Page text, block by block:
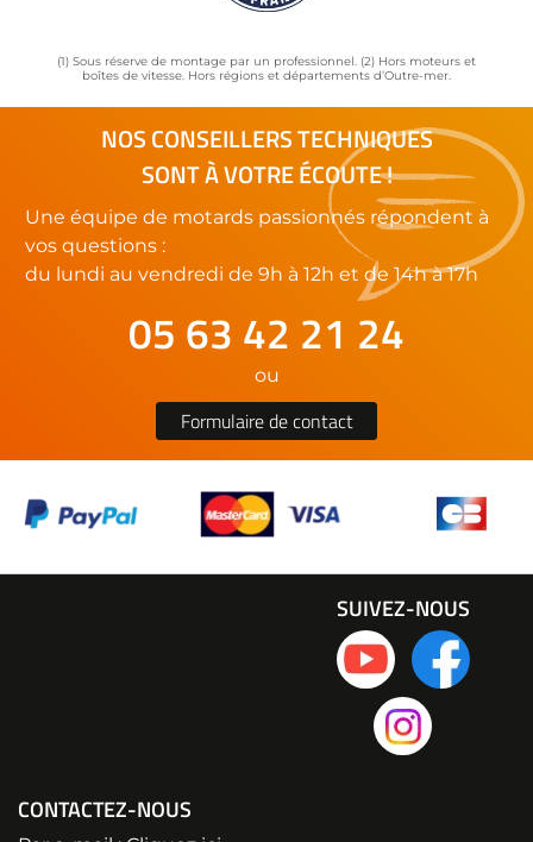
(1) Sous réserve de montage par un professionnel. (2) Hors moteurs et
boîtes de vitesse. Hors régions et départements d’Outre-mer.
NOS CONSEILLERS TECHNIQUES
SONT À VOTRE ÉCOUTE !
Une équipe de motards passionnés répondent à
vos questions :
du lundi au vendredi de 9h à 12h et de 14h à 17h
05 63 42 21 24
ou
Formulaire de contact
CONTACTEZ-NOUS
SUIVEZ-NOUS